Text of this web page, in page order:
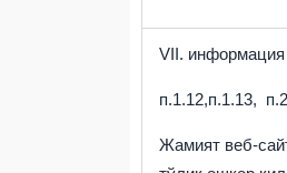
VII.
п.1.12,п.1.13,
Жамият веб-